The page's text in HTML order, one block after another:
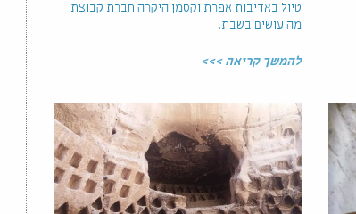
טיול באדיבות אפרת וקסמן היקרה חברת קבוצת
מה עושים בשבת.
להמשך קריאה >>>